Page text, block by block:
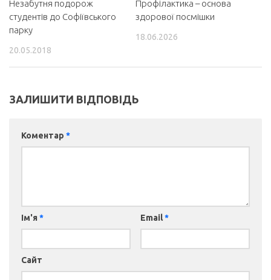
Незабутня подорож
студентів до Софіївського
парку
20.05.2018
Профілактика – основа
здорової посмішки
18.06.2026
ЗАЛИШИТИ ВІДПОВІДЬ
Коментар *
Ім'я * Email*
Сайт